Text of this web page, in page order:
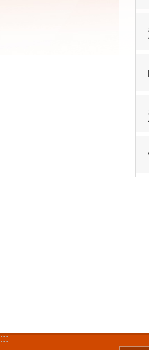
:::